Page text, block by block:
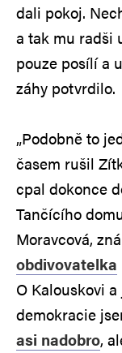
dali pokoj.
a tak mu radši
pouze posílí a
záhy potvrdilo.
„Podobně to
časem rušil
cpal dokonce
Tančícího
Moravcová,
obdivovatelka
O Kalouskovi
demokracie
asi nadobro,